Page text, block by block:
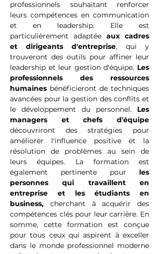
professionnels souhaitant renforcer
leurs compétences en communication
et en leadership. Elle est
particulièrement adaptée aux cadres
et dirigeants d'entreprise, qui y
trouveront des outils pour affiner leur
leadership et leur gestion d'équipe. Les
professionnels des ressources
humaines bénéficieront de techniques
avancées pour la gestion des conflits et
le développement du personnel. Les
managers et chefs d'équipe
découvriront des stratégies pour
améliorer l'influence positive et la
résolution de problèmes au sein de
leurs équipes. La formation est
également pertinente pour les
personnes qui travaillent en
entreprise et les étudiants en
business, cherchant à acquérir des
compétences clés pour leur carrière. En
somme, cette formation est conçue
pour tous ceux qui aspirent à exceller
dans le monde professionnel moderne